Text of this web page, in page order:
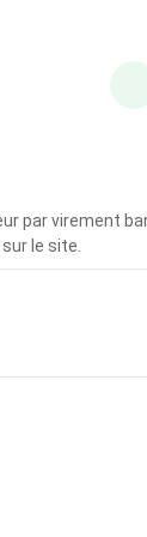
par virement
le site.